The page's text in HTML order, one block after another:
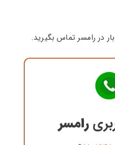
در رامسر تماس بگیرید.
رامسر